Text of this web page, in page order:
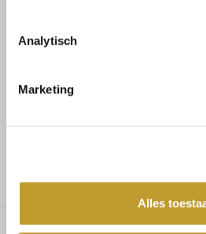
Analytisch
Marketing
Alles
Voor 17.30u besteld,